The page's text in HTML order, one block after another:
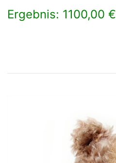
Ergebnis: 1100,00 €